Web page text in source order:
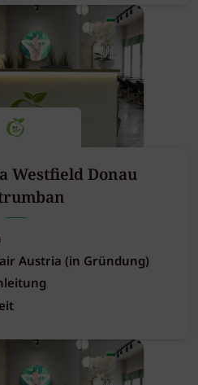
Westfield Donau
Austria (in Gründung)